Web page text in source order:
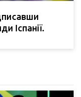
Іспанії.